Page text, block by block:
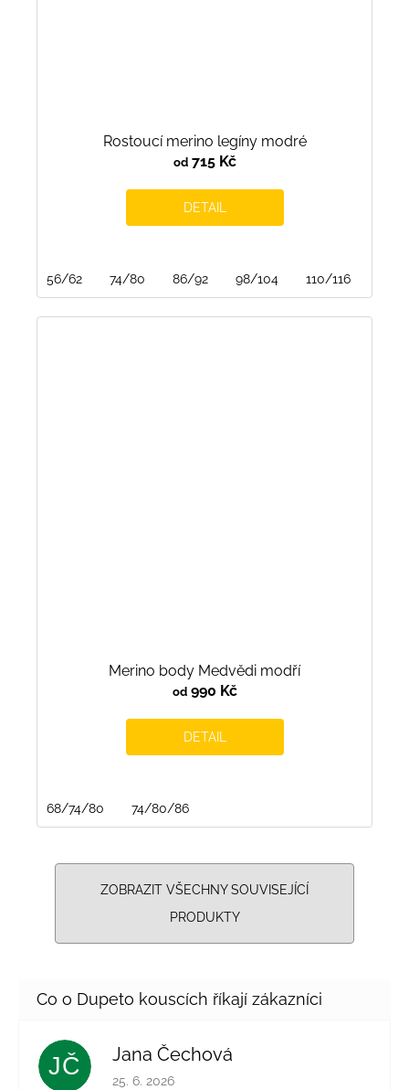
Rostoucí merino legíny modré
od715 Kč
DETAIL
56/62 74/80 86/92 98/104 110/116
Merino body Medvědi modří
od990 Kč
DETAIL
68/74/80 74/80/86
ZOBRAZIT VŠECHNY SOUVISEJÍCÍ
PRODUKTY
JČ Jana Čechová
Hodnocení obchodu je 5 z 5 hvězdiček.
25. 6. 2026